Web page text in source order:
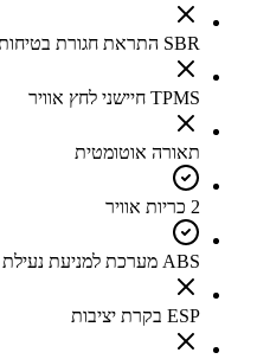
SBR התראת חגורת בטיחות
TPMS חיישני לחץ אוויר
תאורה אוטומטית
2 כריות אוויר
ABS מערכת למניעת נעילת גלגלים
ESP בקרת יציבות